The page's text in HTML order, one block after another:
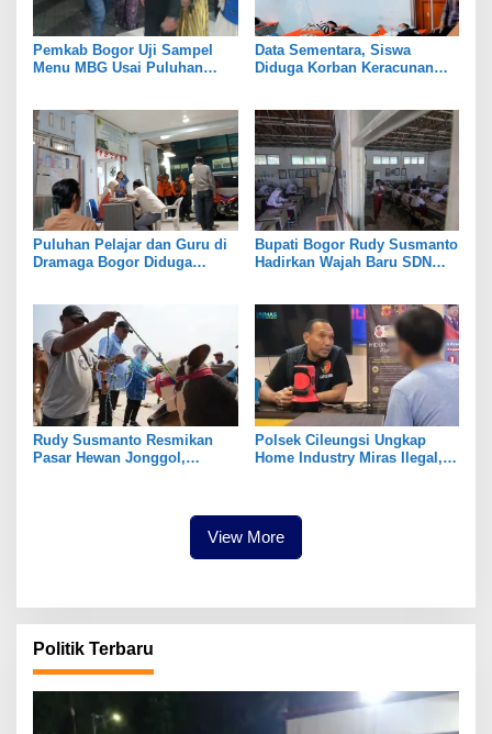
Pemkab Bogor Uji Sampel
Menu MBG Usai Puluhan
Data Sementara, Siswa
Diduga Korban Keracunan
Puluhan Pelajar dan Guru di
Dramaga Bogor Diduga
Bupati Bogor Rudy Susmanto
Hadirkan Wajah Baru SDN
Pembangunan
Rudy Susmanto Resmikan
Pasar Hewan Jonggol,
Polsek Cileungsi Ungkap
Home Industry Miras Ilegal,
View More
Politik Terbaru